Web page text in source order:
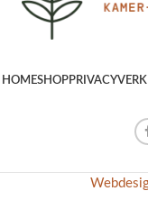
HOMESHOP